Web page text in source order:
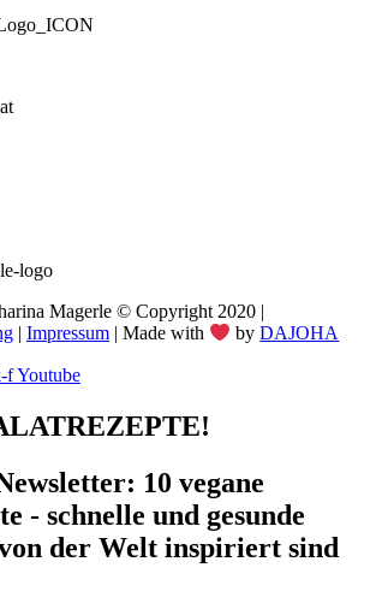
Magerle © Copyright 2020 |
Impressum | Made with byDAJOHA
fYoutube
10 vegane
- schnelle und gesunde
der Welt inspiriert sind